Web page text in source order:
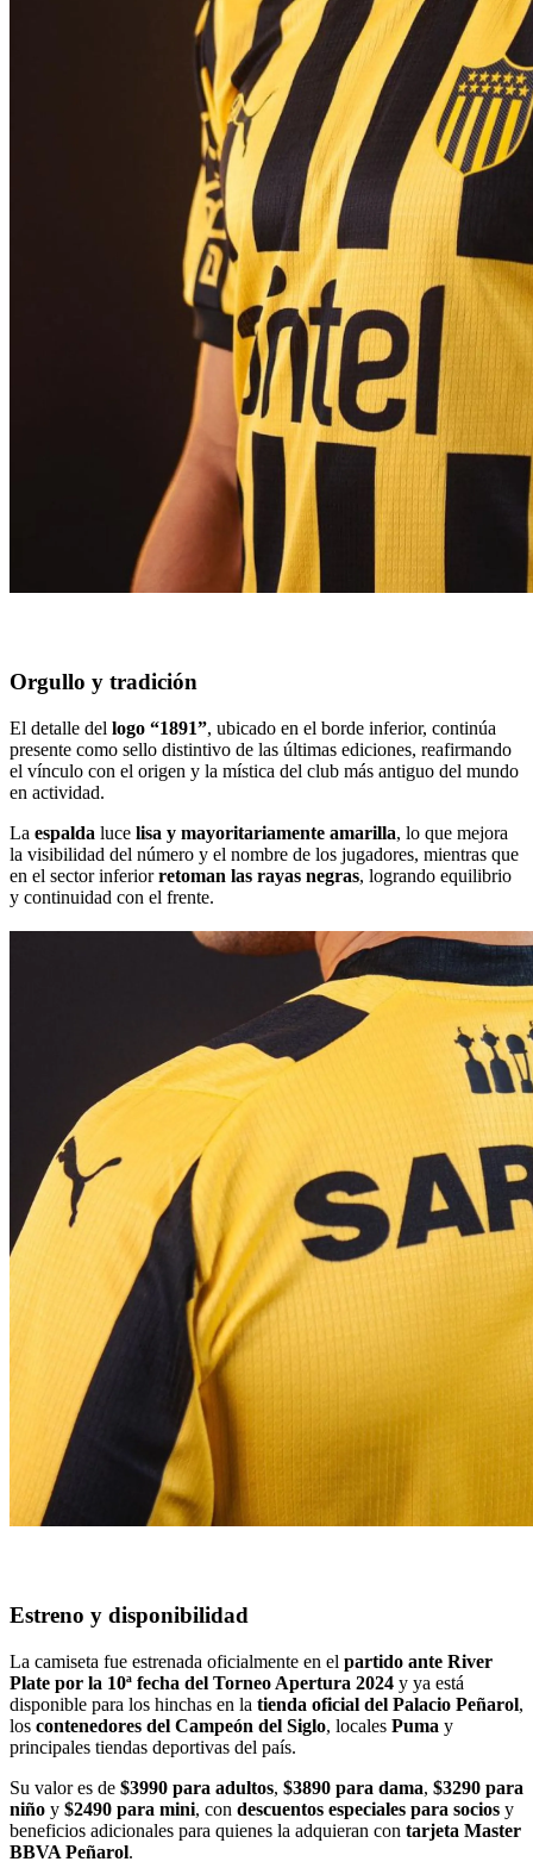
Orgullo y tradición
El detalle del logo “1891”, ubicado en el borde inferior, continúa
presente como sello distintivo de las últimas ediciones, reafirmando
el vínculo con el origen y la mística del club más antiguo del mundo
en actividad.
La espalda luce lisa y mayoritariamente amarilla, lo que mejora
la visibilidad del número y el nombre de los jugadores, mientras que
en el sector inferiorretoman las rayas negras, logrando equilibrio
y continuidad con el frente.
Estreno y disponibilidad
La camiseta fue estrenada oficialmente en el partido ante River
Plate por la 10ª fecha del Torneo Apertura 2024 y ya está
disponible para los hinchas en la tienda oficial del Palacio Peñarol,
los contenedores del Campeón del Siglo, locales Puma y
principales tiendas deportivas del país.
Su valor es de $3990 para adultos, $3890 para dama, $3290 para
niño y $2490 para mini, con descuentos especiales para socios y
beneficios adicionales para quienes la adquieran con tarjeta Master
BBVA Peñarol.